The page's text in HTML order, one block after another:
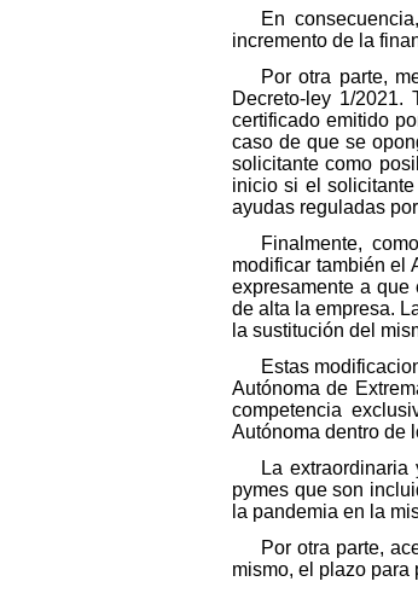
En
incremento de la
Por otra parte,
Decreto-ley 1/
certificado emitido
caso de que se
solicitante como
inicio si el
ayudas reguladas
Finalmente,
modificar también el
expresamente a
de alta la empresa.
la sustitución del
Estas
Autónoma de
competencia
Autónoma dentro de
La
pymes que son
la pandemia en la
Por otra parte,
mismo, el plazo para